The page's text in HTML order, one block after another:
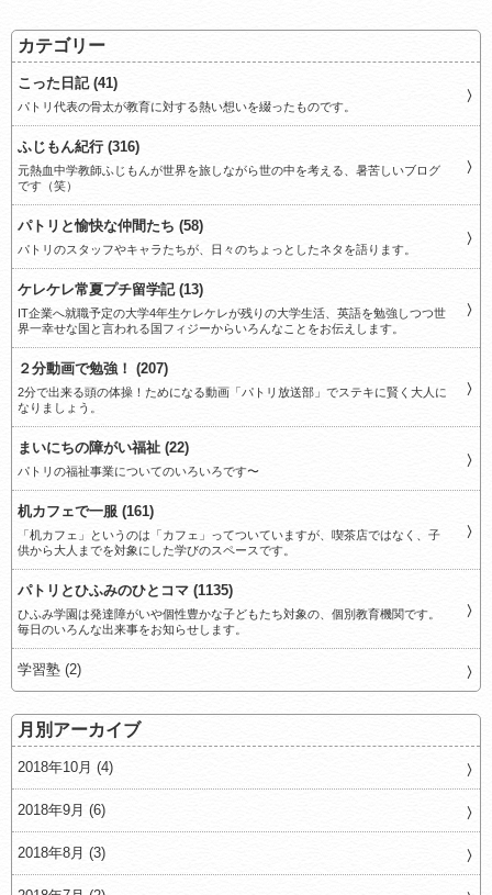
カテゴリー
こった日記 (41)
パトリ代表の骨太が教育に対する熱い想いを綴ったものです。
ふじもん紀行 (316)
元熱血中学教師ふじもんが世界を旅しながら世の中を考える、暑苦しいブログ
です（笑）
パトリと愉快な仲間たち (58)
パトリのスタッフやキャラたちが、日々のちょっとしたネタを語ります。
ケレケレ常夏プチ留学記 (13)
IT企業へ就職予定の大学4年生ケレケレが残りの大学生活、英語を勉強しつつ世
界一幸せな国と言われる国フィジーからいろんなことをお伝えします。
２分動画で勉強！ (207)
2分で出来る頭の体操！ためになる動画「パトリ放送部」でステキに賢く大人に
なりましょう。
まいにちの障がい福祉 (22)
パトリの福祉事業についてのいろいろです〜
机カフェで一服 (161)
「机カフェ」というのは「カフェ」ってついていますが、喫茶店ではなく、子
供から大人までを対象にした学びのスペースです。
パトリとひふみのひとコマ (1135)
ひふみ学園は発達障がいや個性豊かな子どもたち対象の、個別教育機関です。
毎日のいろんな出来事をお知らせします。
学習塾 (2)
月別アーカイブ
2018年10月 (4)
2018年9月 (6)
2018年8月 (3)